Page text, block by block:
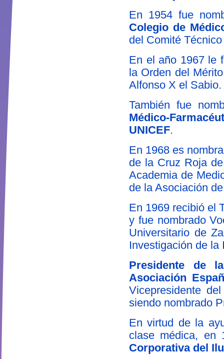
En 1954 fue
Colegio de
del Comité
En el año 1967 le
la Orden del
Alfonso X el Sabio.
También fue
Médico-
UNICEF.
En 1968 es
de la Cruz Roja
Academia de
de la Asociación
En 1969 recibió el
y fue nombrado
Universitario de
Investigación de la
Presidente de
Asociación
Vicepresidente
siendo nombrado
En virtud de la
clase médica,
Corporativa del